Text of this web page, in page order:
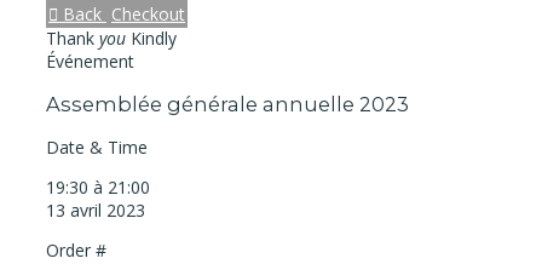
Back Checkout
Thank you Kindly
Événement
Assemblée générale annuelle 2023
Date & Time
19:30 à 21:00
13 avril 2023
Order #